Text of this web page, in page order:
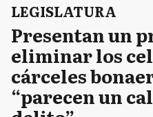
LEGISLATURA
Presentan un
eliminar los
cárceles
“parecen un